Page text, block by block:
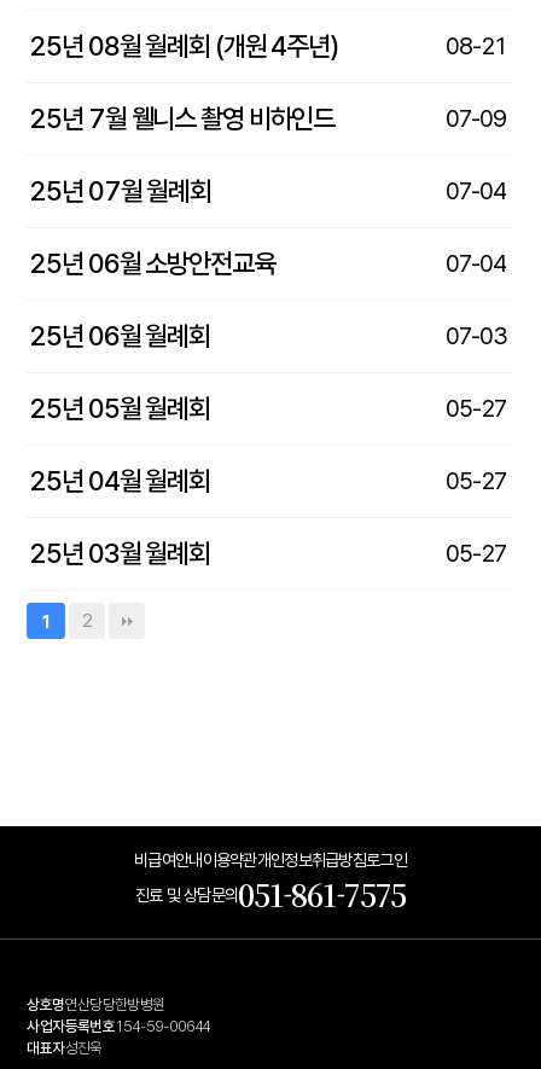
25년 08월 월례회 (개원 4주년) 08-21
25년 7월 웰니스 촬영 비하인드 07-09
25년 07월 월례회 07-04
25년 06월 소방안전교육 07-04
25년 06월 월례회 07-03
25년 05월 월례회 05-27
25년 04월 월례회 05-27
25년 03월 월례회 05-27
1 2
비급여안내이용약관개인정보취급방침로그인
진료 및 상담문의051-861-7575
상호명연산당당한방병원
사업자등록번호154-59-00644
대표자성진욱